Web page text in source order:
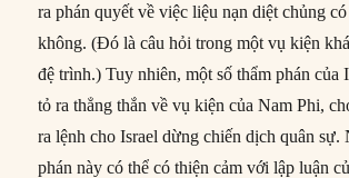
ra phán quyết về việc liệu nạn diệt chủng
không. (Đó là câu hỏi trong một vụ kiện
đệ trình.) Tuy nhiên, một số thẩm phán của
tỏ ra thẳng thắn về vụ kiện của Nam Phi,
ra lệnh cho Israel dừng chiến dịch quân sự.
phán này có thể có thiện cảm với lập luận